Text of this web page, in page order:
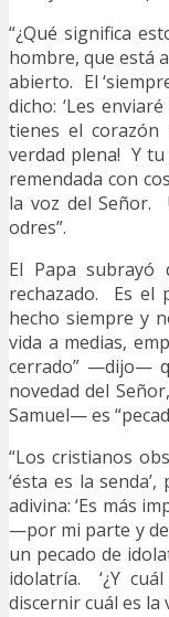
“¿Qué significa
hombre, que está
abierto. El
dicho: ‘Les
tienes el corazón
verdad plena! Y tu
remendada con
la voz del Señor.
odres”.
El Papa
rechazado. Es el
hecho siempre y
vida a medias,
cerrado” —dijo—
novedad del
Samuel— es
“Los cristianos
‘ésta es la
adivina: ‘Es más
—por mi parte y
un pecado de
idolatría. ‘¿Y
discernir cuál es la